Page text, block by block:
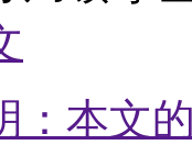
：本文